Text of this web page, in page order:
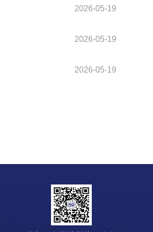
2026-05-19
2026-05-19
2026-05-19